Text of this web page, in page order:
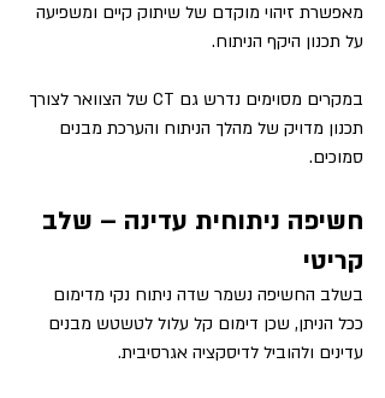
מאפשרת זיהוי מוקדם של שיתוק קיים ומשפיעה
על תכנון היקף הניתוח.
במקרים מסוימים נדרש גם CT של הצוואר לצורך
תכנון מדויק של מהלך הניתוח והערכת מבנים
סמוכים.
חשיפה ניתוחית עדינה – שלב
קריטי
בשלב החשיפה נשמר שדה ניתוח נקי מדימום
ככל הניתן, שכן דימום קל עלול לטשטש מבנים
עדינים ולהוביל לדיסקציה אגרסיבית.